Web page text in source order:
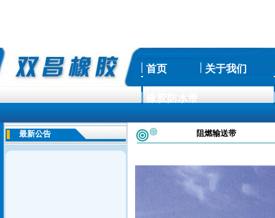
首页 关于我们
橡胶防水带
最新公告 阻燃输送带